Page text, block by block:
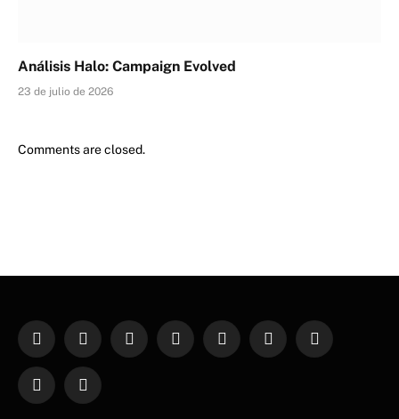
Análisis Halo: Campaign Evolved
23 de julio de 2026
Comments are closed.
Facebook
X
InstagramPinterestYouTubeWhatsAppTikTok
Twitch Telegram